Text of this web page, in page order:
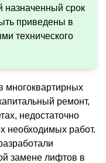
назначенный срок
приведены в
технического
многоквартирных
ремонт,
недостаточно
необходимых работ.
замене лифтов в